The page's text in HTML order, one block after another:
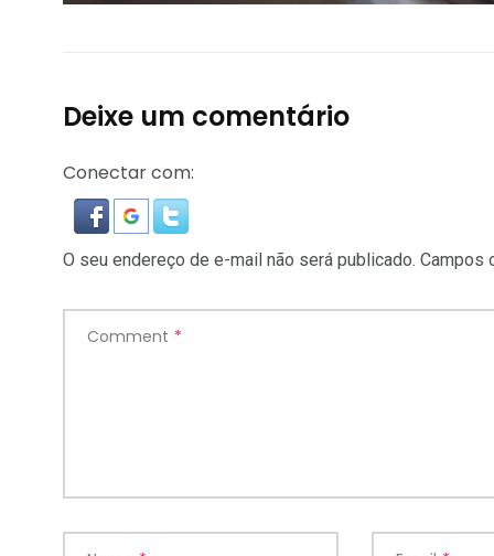
Deixe um comentário
Conectar com:
O seu endereço de e-mail não será publicado. Campos
Comment *